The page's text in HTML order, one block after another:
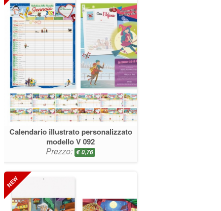
Calendario illustrato personalizzato
modello V 092
Prezzo: €0,76